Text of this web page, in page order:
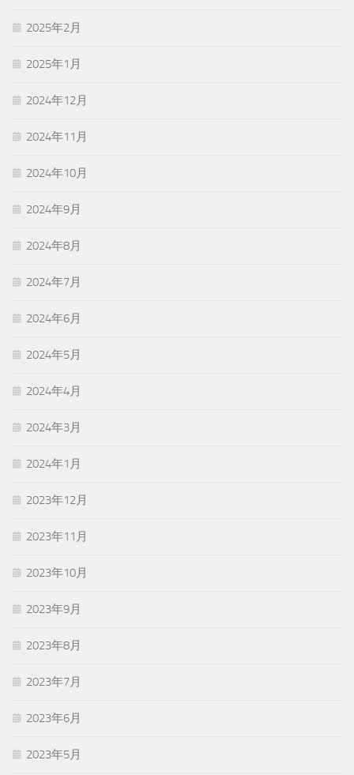
2025年2月
2025年1月
2024年12月
2024年11月
2024年10月
2024年9月
2024年8月
2024年7月
2024年6月
2024年5月
2024年4月
2024年3月
2024年1月
2023年12月
2023年11月
2023年10月
2023年9月
2023年8月
2023年7月
2023年6月
2023年5月